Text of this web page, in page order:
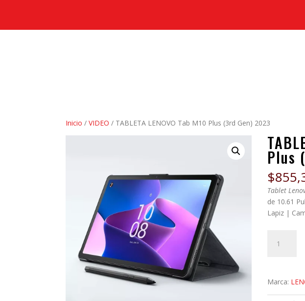
Inicio /VIDEO / TABLETA LENOVO Tab M10 Plus (3rd Gen) 2023
Plus
$
Tablet
de 10.61
Lapiz |
LENOVO
Plus
Marca: